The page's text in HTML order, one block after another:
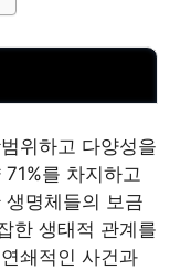
위하고 다양성을
를 차지하고
명체들의 보금
한 생태적 관계를
쇄적인 사건과